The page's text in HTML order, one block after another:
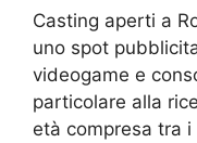
Casting aperti a
uno spot
videogame e
particolare alla
età compresa tra i